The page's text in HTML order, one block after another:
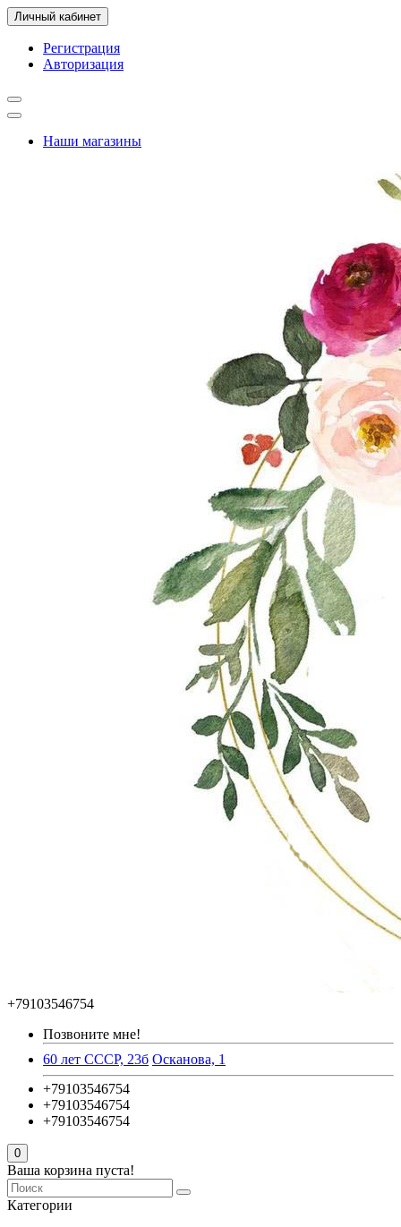
Личный кабинет
Регистрация
Авторизация
Наши магазины
+79103546754
Позвоните мне!
60 лет СССР, 23б Осканова, 1
+79103546754
+79103546754
+79103546754
0
Ваша корзина пуста!
Категории